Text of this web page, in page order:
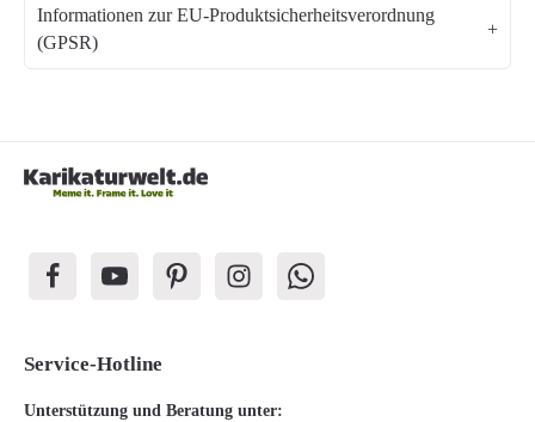
Informationen zur EU-Produktsicherheitsverordnung
(GPSR)
Service-Hotline
Unterstützung und Beratung unter: